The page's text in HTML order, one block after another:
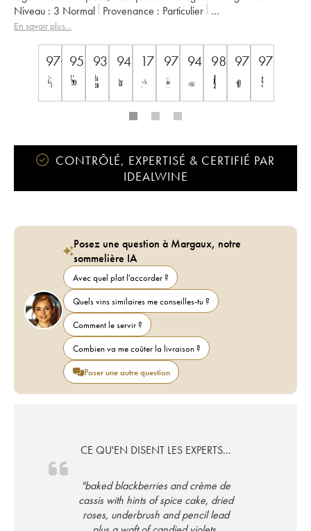
Niveau : 3 Normal Provenance : particulier
TVA récupérable :
Classement :
Cru Classé de Graves
Propriétaire :
Famille Cathiard
En savoir plus...
97+ 95 93 94 17 97 94 98 97 97
CONTRÔLÉ, EXPERTISÉ & CERTIFIÉ PAR
IDEALWINE
Posez une question à Margaux, notre
sommelière IA
Avec quel plat l'accorder ?
Quels vins similaires me conseilles-tu ?
Comment le servir ?
Combien va me coûter la livraison ?
Poser une autre question
CE QU'EN DISENT LES EXPERTS...
"baked blackberries and crème de
cassis with hints of spice cake, dried
roses, underbrush and pencil lead